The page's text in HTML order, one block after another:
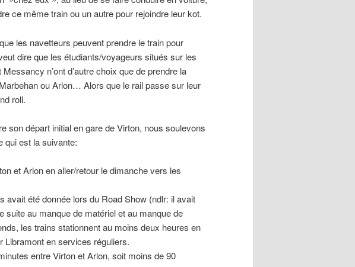
ce même train ou un autre pour rejoindre leur kot.
les navetteurs peuvent prendre le train pour
dire que les étudiants/voyageurs situés sur les
n’ont d’autre choix que de prendre la
ou Arlon… Alors que le rail passe sur leur
roll.
son départ initial en gare de Virton, nous soulevons
qui est la suivante:
et Arlon en aller/retour le dimanche vers les
avait été donnée lors du Road Show (ndlr: il avait
suite au manque de matériel et au manque de
les trains stationnent au moins deux heures en
Libramont en services réguliers.
entre Virton et Arlon, soit moins de 90